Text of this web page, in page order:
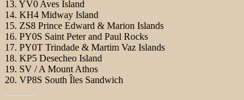
13. YV0 Aves Island
14. KH4 Midway Island
15. ZS8 Prince Edward & Marion Islands
16. PY0S Saint Peter and Paul Rocks
17. PY0T Trindade & Martim Vaz Islands
18. KP5 Desecheo Island
19. SV / A Mount Athos
20. VP8S South Îles Sandwich